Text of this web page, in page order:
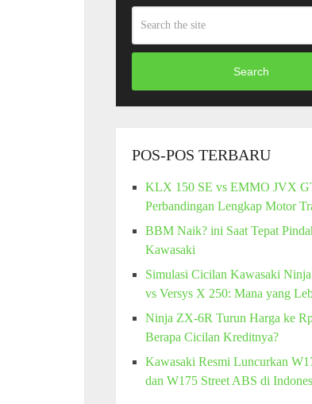
Search
POS-POS TERBARU
KLX 150 SE vs EMMO JVX
Perbandingan Lengkap Motor
BBM Naik? ini Saat Tepat
Kawasaki
Simulasi Cicilan Kawasaki
vs Versys X 250: Mana yang
Ninja ZX-6R Turun Harga ke
Berapa Cicilan Kreditnya?
Kawasaki Resmi Luncurkan
dan W175 Street ABS di